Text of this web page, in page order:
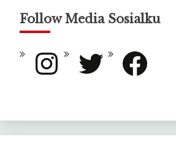
Follow Media Sosialku
Instagram Twitter Facebook